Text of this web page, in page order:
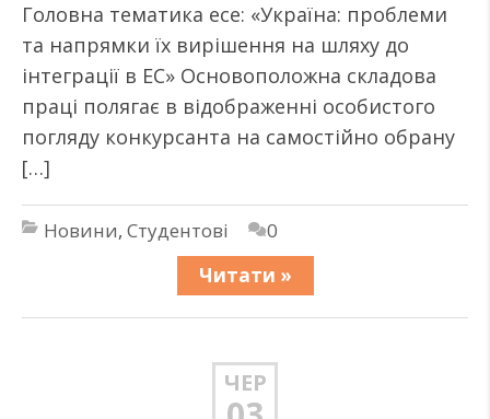
Головна тематика есе: «Україна: проблеми
та напрямки їх вирішення на шляху до
інтеграції в ЕС» Основоположна складова
праці полягає в відображенні особистого
погляду конкурсанта на самостійно обрану
[…]
Новини, Студентові
0
Читати »
ЧЕР